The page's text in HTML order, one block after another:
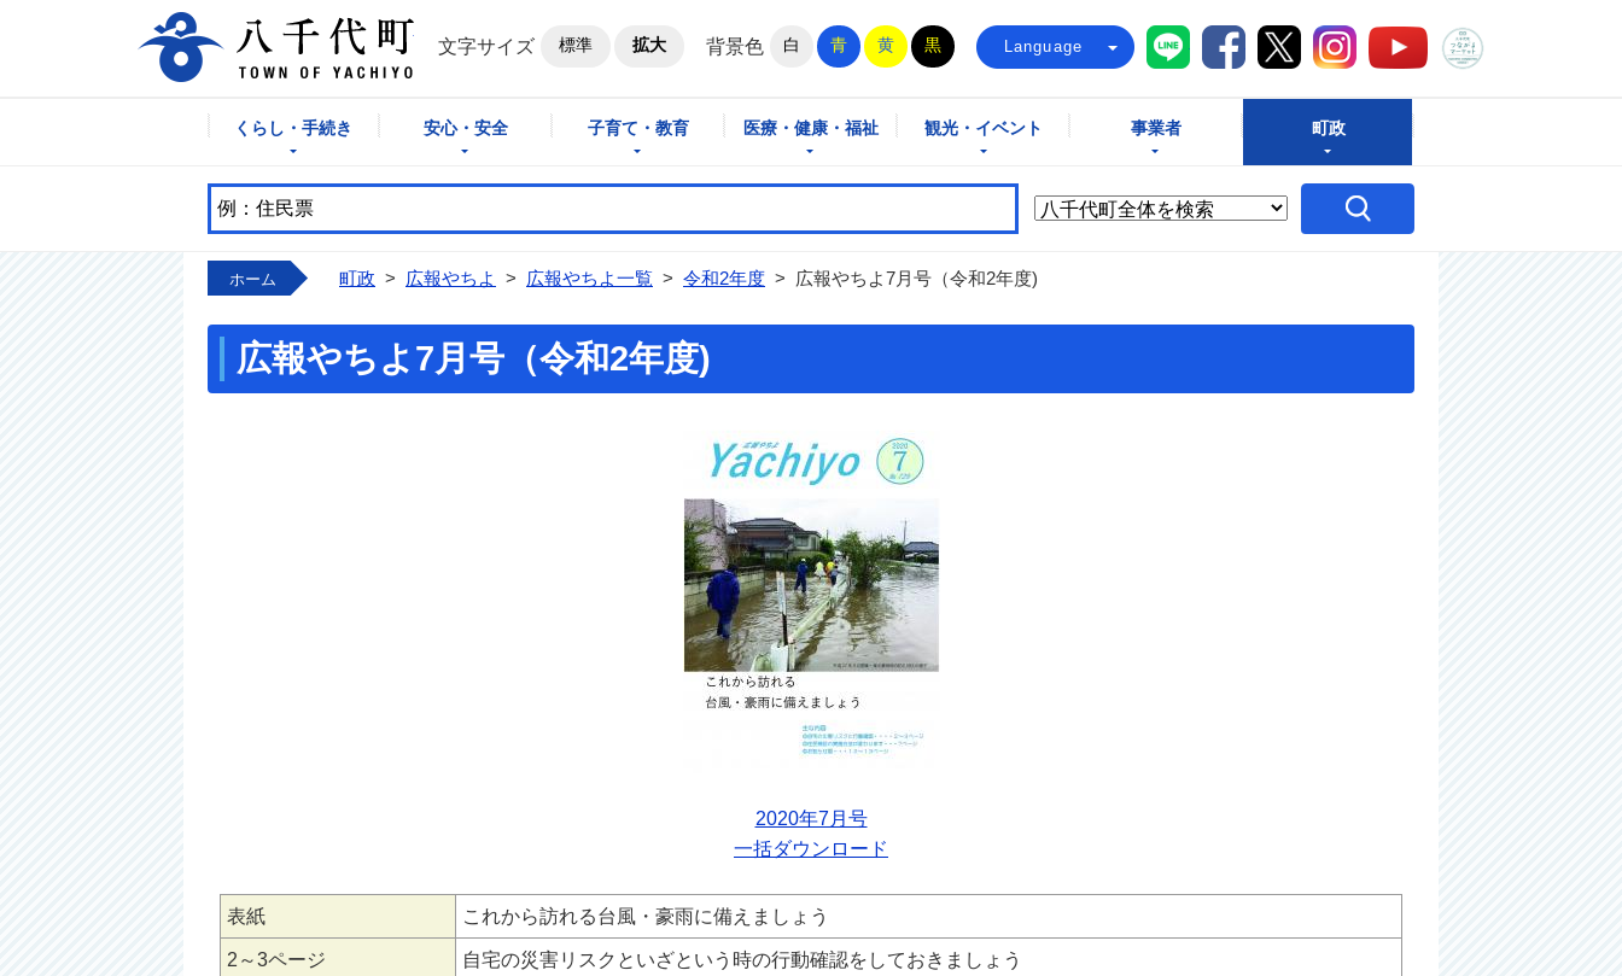
八千代町公式ホームページ
文字サイズ
標準 拡大 背景色 白 青 黄 黒 Language 八千代町LINE
八千代町Facebook
八千代町X八千代町Instagram八千代町YouTube
くらし・手続き 安心・安全 子育て・教育 医療・健康・福祉 観光・イベント 事業者 町政
ホーム 町政 > 広報やちよ > 広報やちよ一覧 > 令和2年度 > 広報やちよ7月号（令和2年度)
広報やちよ7月号（令和2年度)
2020年7月号
一括ダウンロード
表紙 これから訪れる台風・豪雨に備えましょう
2～3ページ 自宅の災害リスクといざという時の行動確認をしておきましょう